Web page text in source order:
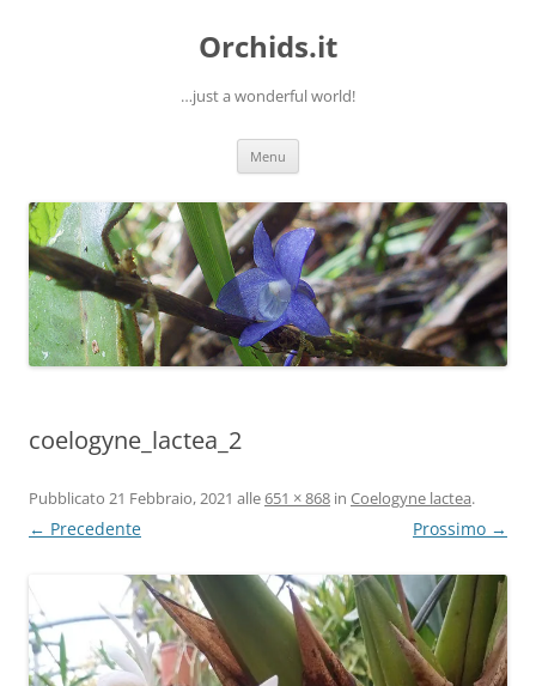
Orchids.it
…just a wonderful world!
Menu
coelogyne_lactea_2
Pubblicato 21 Febbraio, 2021 alle651 × 868 in Coelogyne lactea.
← Precedente Prossimo →